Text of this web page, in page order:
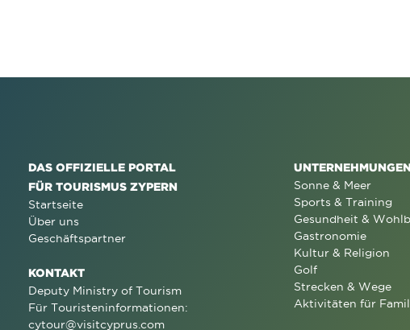
DAS OFFIZIELLE PORTAL
FÜR TOURISMUS ZYPERN
Startseite
Über uns
Geschäftspartner
KONTAKT
Deputy Ministry of Tourism
Für Touristeninformationen:
cytour@visitcyprus.com
UNTERNEHMUNGEN
Sonne & Meer
Sports & Training
Gesundheit &
Gastronomie
Kultur & Religion
Golf
Strecken & Wege
Aktivitäten für